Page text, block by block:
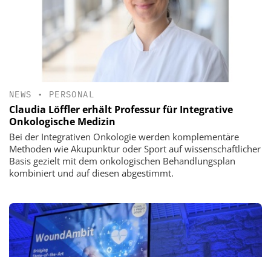
NEWS • PERSONAL
Claudia Löffler erhält Professur für Integrative
Onkologische Medizin
Bei der Integrativen Onkologie werden komplementäre
Methoden wie Akupunktur oder Sport auf wissenschaftlicher
Basis gezielt mit dem onkologischen Behandlungsplan
kombiniert und auf diesen abgestimmt.